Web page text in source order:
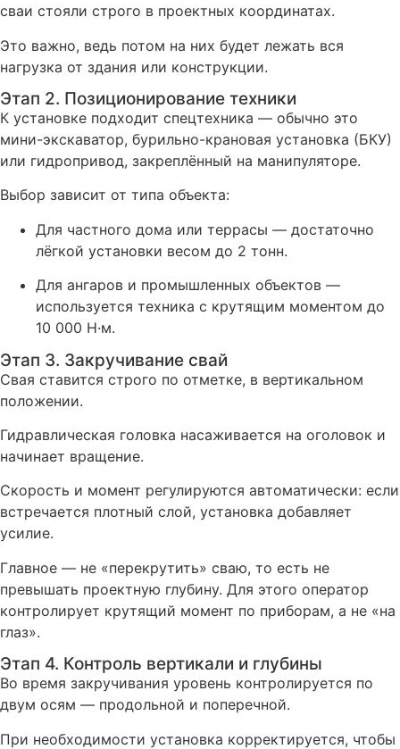
сваи стояли строго в проектных координатах.
Это важно, ведь потом на них будет лежать вся
нагрузка от здания или конструкции.
Этап 2. Позиционирование техники
К установке подходит спецтехника — обычно это
мини-экскаватор, бурильно-крановая установка (БКУ)
или гидропривод, закреплённый на манипуляторе.
Выбор зависит от типа объекта:
Для частного дома или террасы — достаточно
лёгкой установки весом до 2 тонн.
Для ангаров и промышленных объектов —
используется техника с крутящим моментом до
10 000 Н·м.
Этап 3. Закручивание свай
Свая ставится строго по отметке, в вертикальном
положении.
Гидравлическая головка насаживается на оголовок и
начинает вращение.
Скорость и момент регулируются автоматически: если
встречается плотный слой, установка добавляет
усилие.
Главное — не «перекрутить» сваю, то есть не
превышать проектную глубину. Для этого оператор
контролирует крутящий момент по приборам, а не «на
глаз».
Этап 4. Контроль вертикали и глубины
Во время закручивания уровень контролируется по
двум осям — продольной и поперечной.
При необходимости установка корректируется, чтобы